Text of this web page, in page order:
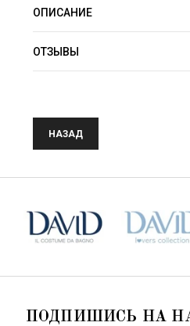
ОПИСАНИЕ
ОТЗЫВЫ
НАЗАД
ПОДПИШИСЬ НА